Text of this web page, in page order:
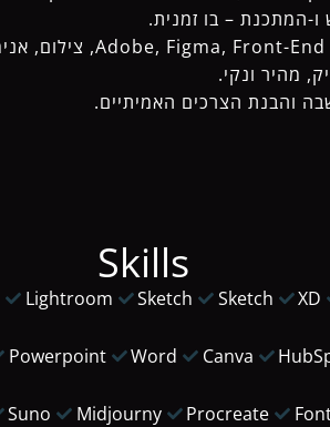
המתכנת – בו זמנית.
מהיר ונקי.
והבנת הצרכים האמיתיים.
Skills
XD
Sketch
Sketch
Lightroom
Canva
Word
Powerpoint
Procreate
Midjourny
Suno